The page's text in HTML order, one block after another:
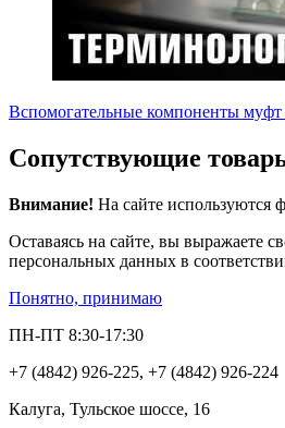
Вспомогательные компоненты
Сопутствующие
Внимание! На сайте используются
Оставаясь на сайте, вы выражаете
персональных данных в
Понятно, принимаю
ПН-ПТ 8:30-17:30
+7 (4842) 926-225, +7 (4842) 926-224
Калуга, Тульское шоссе, 16